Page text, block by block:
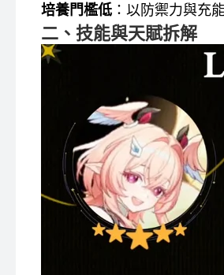
培養門檻低 ：以防禦力與充
二、技能與天賦拆解